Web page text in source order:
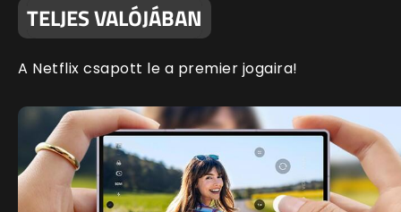
TELJES VALÓJÁBAN
A Netflix csapott le a premier jogaira!